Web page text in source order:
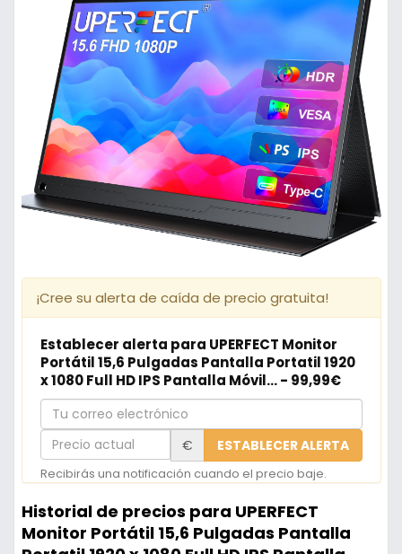
¡Cree su alerta de caída de precio gratuita!
Establecer alerta para UPERFECT Monitor
Portátil 15,6 Pulgadas Pantalla Portatil 1920
x 1080 Full HD IPS Pantalla Móvil... - 99,99€
Tu
correo
electrónico
Precio
actual
€ ESTABLECER ALERTA
Recibirás una notificación cuando el precio baje.
Historial de precios para UPERFECT
Monitor Portátil 15,6 Pulgadas Pantalla